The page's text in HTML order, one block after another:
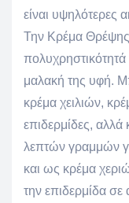
είναι υψηλότερες
Την Κρέμα Θρέψης
μαλακή της υφή.
κρέμα χειλιών,
επιδερμίδες, αλλά
λεπτών γραμμών
και ως κρέμα
την επιδερμίδα